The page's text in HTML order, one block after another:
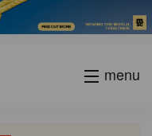
menu